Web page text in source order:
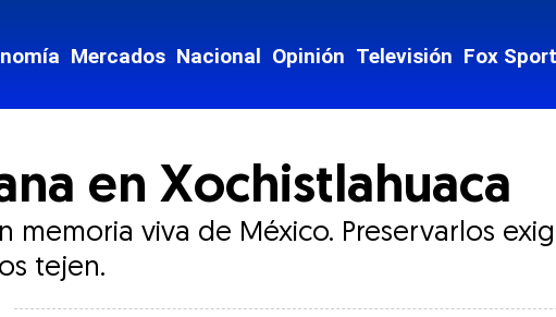
Mercados Nacional Opinión Televisión Fox
en Xochistlahuaca
memoria viva de México. Preservarlos
tejen.